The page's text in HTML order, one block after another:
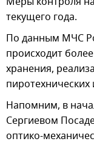
текущего года.
По данным МЧС
происходит
хранения,
пиротехнических
Напомним, в
Сергиевом
оптико-